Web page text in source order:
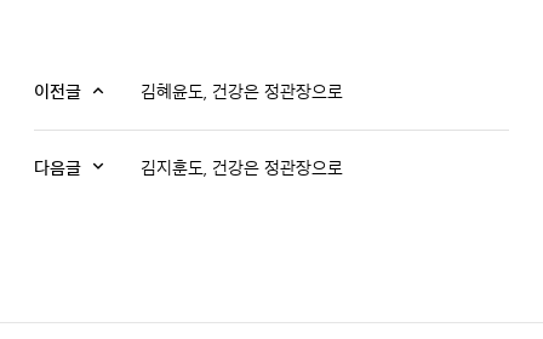
이전글 김혜윤도, 건강은 정관장으로
다음글 김지훈도, 건강은 정관장으로